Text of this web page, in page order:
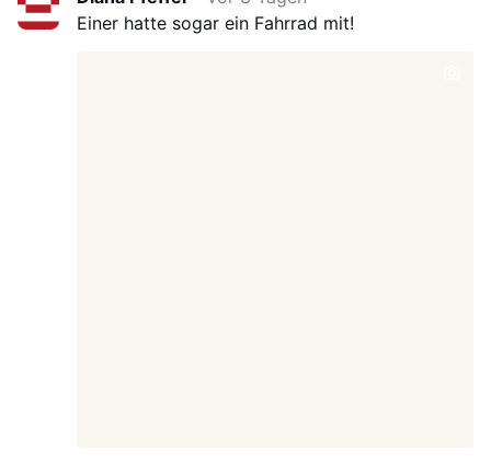
lediglich eine Enquete-Kommission ein, der
entscheidende Befugnisse fehlen. Das
Einer hatte sogar ein Fahrrad mit!